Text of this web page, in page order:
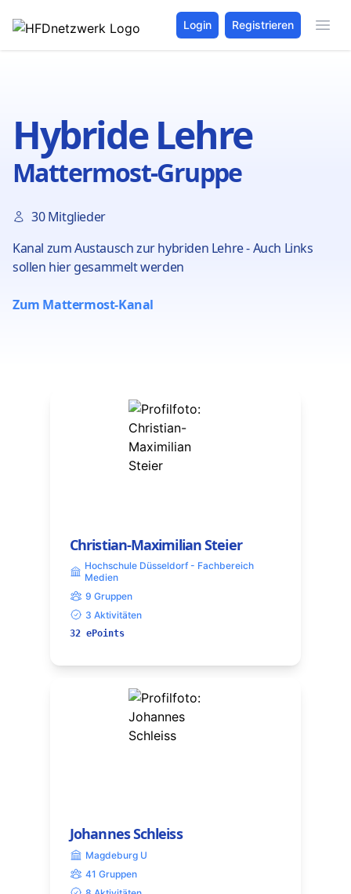
Login Registrieren
Hybride Lehre
Mattermost-Gruppe
30 Mitglieder
Kanal zum Austausch zur hybriden Lehre - Auch Links
sollen hier gesammelt werden
Zum Mattermost-Kanal
Christian-Maximilian Steier
Hochschule Düsseldorf - Fachbereich
Medien
9 Gruppen
3 Aktivitäten
32 ePoints
Johannes Schleiss
Magdeburg U
41 Gruppen